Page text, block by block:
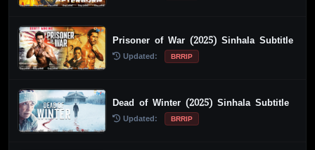
Prisoner of War (2025) Sinhala Subtitle
Updated: BRRIP
Dead of Winter (2025) Sinhala Subtitle
Updated: BRRIP